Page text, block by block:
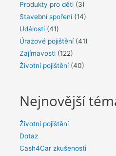
Produkty pro děti (3)
Stavební spoření(14)
Události (41)
Úrazové pojištění(41)
Zajímavosti (122)
Životní pojištění(40)
Nejnovější
Životní pojištění
Dotaz
Cash4Car zkušenosti